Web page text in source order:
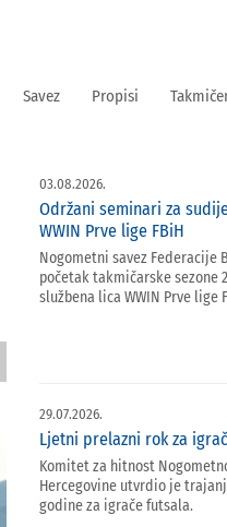
Savez Propisi
03.08.2026.
Održani seminari za
WWIN Prve lige FBiH
Nogometni savez Federacije
početak takmičarske sezone
službena lica WWIN Prve lige
29.07.2026.
Ljetni prelazni rok za
Komitet za hitnost
Hercegovine utvrdio je
godine za igrače futsala.